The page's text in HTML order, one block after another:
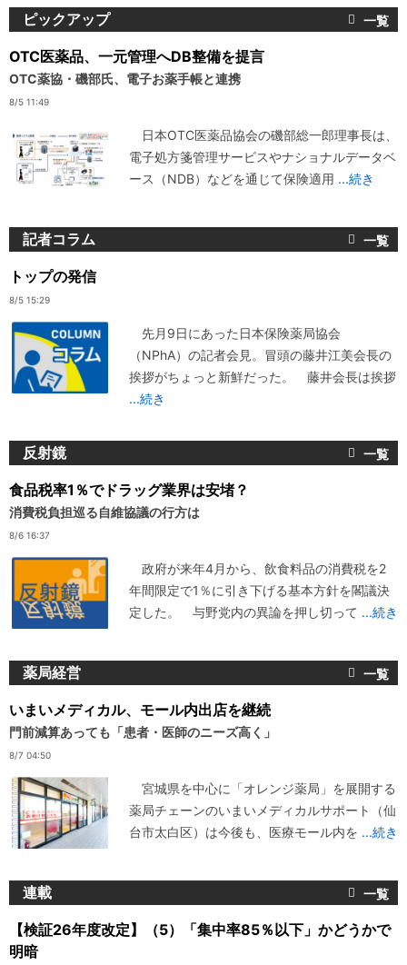
ピックアップ
OTC医薬品、一元管理へDB整備を提言
OTC薬協・磯部氏、電子お薬手帳と連携
8/5 11:49
日本OTC医薬品協会の磯部総一郎理事長は、
電子処方箋管理サービスやナショナルデータベ
ース（NDB）などを通じて保険適用 ...続き
記者コラム
トップの発信
8/5 15:29
先月9日にあった日本保険薬局協会
（NPhA）の記者会見。冒頭の藤井江美会長の
挨拶がちょっと新鮮だった。 藤井会長は挨拶
...続き
反射鏡
食品税率1％でドラッグ業界は安堵？
消費税負担巡る自維協議の行方は
8/6 16:37
政府が来年4月から、飲食料品の消費税を2
年間限定で1％に引き下げる基本方針を閣議決
定した。 与野党内の異論を押し切って ...続き
薬局経営
いまいメディカル、モール内出店を継続
門前減算あっても「患者・医師のニーズ高く」
8/7 04:50
宮城県を中心に「オレンジ薬局」を展開する
薬局チェーンのいまいメディカルサポート（仙
台市太白区）は今後も、医療モール内を ...続き
連載
【検証26年度改定】（5）「集中率85％以下」かどうかで
明暗